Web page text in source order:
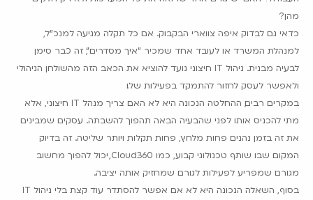
מהן?
כדאי גם לבדוק איפה צווארי הבקבוק. אם כל תקלה מגיעה למנכ"ל,
למנהלת המשרד או לעובד אחד שמכיר "איך מסדרים", זה כבר סימן
לבעיה מבנית. ניהול IT חיצוני נועד להוציא את הכאב הזה מהשולחן הניהולי
ולאפשר לעסק לחזור להתמקד בפעילות שלו.
במקרים רבים, ההחלטה הנכונה היא לא האם צריך מנהל IT חיצוני, אלא
מתי להכניס אותו לפני שהבעיה הבאה תהפוך להשבתה. עסקים שמבינים
את זה בזמן נהנים פחות מלחץ, פחות תקלות ויותר שליטה. זה בדיוק
המקום שבו שותף טכנולוגי קבוע, כמו Cloud360, יכול להפוך מחשוב
מגורם שמפריע לפעילות לגורם שמחזיק אותה יציבה.
בסוף, השאלה הנכונה היא לא אם אפשר להסתדר עוד קצת בלי ניהול IT